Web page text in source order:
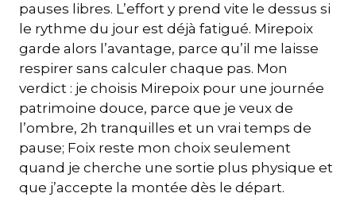
pauses libres. L’effort y prend vite le dessus si
le rythme du jour est déjà fatigué. Mirepoix
garde alors l’avantage, parce qu’il me laisse
respirer sans calculer chaque pas. Mon
verdict : je choisis Mirepoix pour une journée
patrimoine douce, parce que je veux de
l’ombre, 2h tranquilles et un vrai temps de
pause; Foix reste mon choix seulement
quand je cherche une sortie plus physique et
que j’accepte la montée dès le départ.